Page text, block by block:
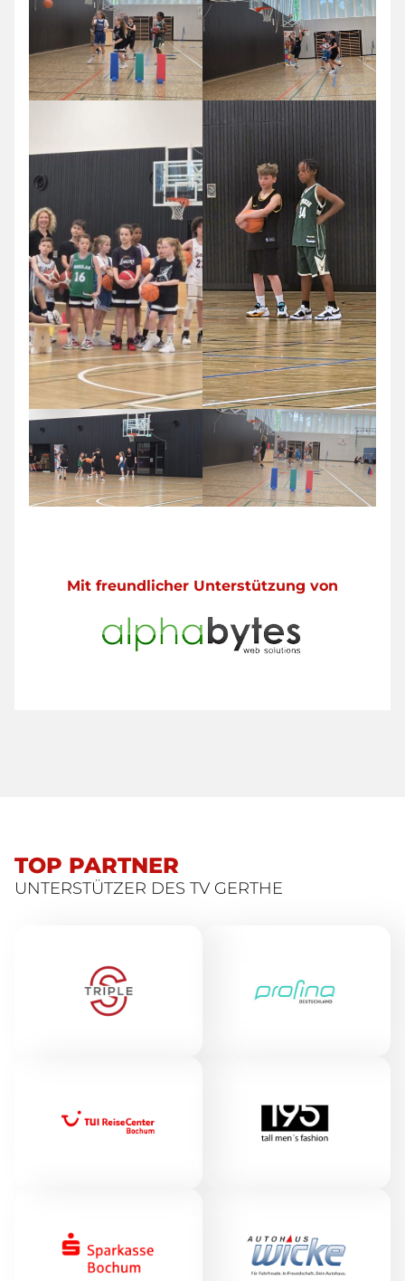
Mit freundlicher Unterstützung von
TOP PARTNER
UNTERSTÜTZER DES TV GERTHE